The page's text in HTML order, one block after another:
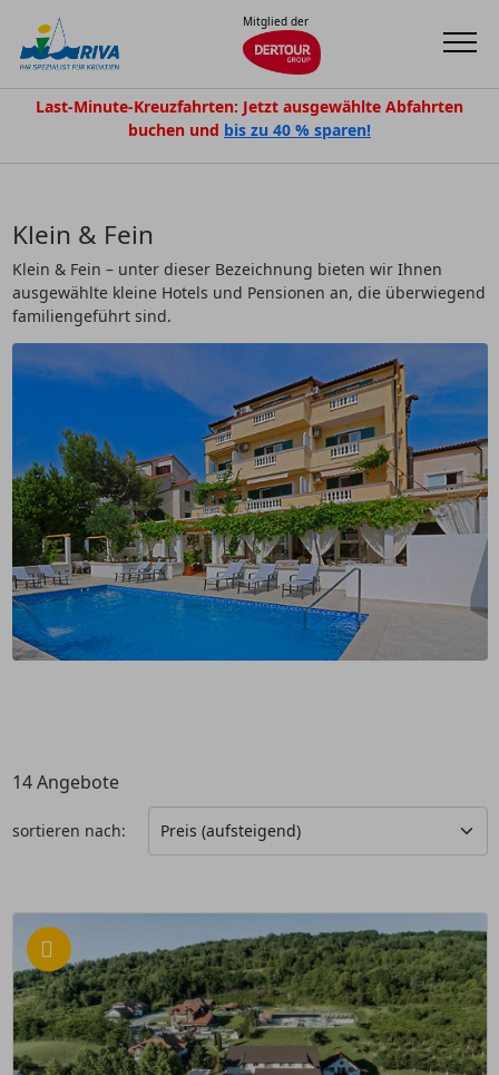
Mitglied der
Last-Minute-Kreuzfahrten: Jetzt ausgewählte Abfahrten
buchen und bis zu 40 % sparen!
Klein & Fein
Klein & Fein – unter dieser Bezeichnung bieten wir Ihnen
ausgewählte kleine Hotels und Pensionen an, die überwiegend
familiengeführt sind.
14Angebote
sortieren nach: